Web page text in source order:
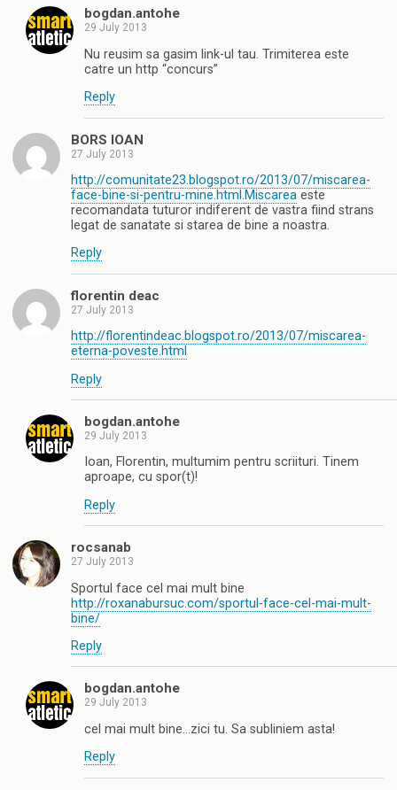
bogdan.antohe
29 July 2013
Nu reusim sa gasim link-ul tau. Trimiterea este
catre un http “concurs”
Reply
BORS IOAN
27 July 2013
http://comunitate23.blogspot.ro/2013/07/miscarea-
face-bine-si-pentru-mine.html.Miscarea este
recomandata tuturor indiferent de vastra fiind strans
legat de sanatate si starea de bine a noastra.
Reply
florentin deac
27 July 2013
http://florentindeac.blogspot.ro/2013/07/miscarea-
eterna-poveste.html
Reply
bogdan.antohe
29 July 2013
Ioan, Florentin, multumim pentru scriituri. Tinem
aproape, cu spor(t)!
Reply
rocsanab
27 July 2013
Sportul face cel mai mult bine
http://roxanabursuc.com/sportul-face-cel-mai-mult-
bine/
Reply
bogdan.antohe
29 July 2013
cel mai mult bine…zici tu. Sa subliniem asta!
Reply